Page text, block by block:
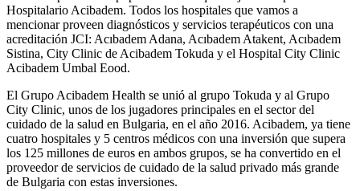
Hospitalario Acibadem. Todos los hospitales que vamos a
mencionar proveen diagnósticos y servicios terapéuticos con una
acreditación JCI: Acıbadem Adana, Acıbadem Atakent, Acıbadem
Sistina, City Clinic de Acibadem Tokuda y el Hospital City Clinic
Acibadem Umbal Eood.
El Grupo Acibadem Health se unió al grupo Tokuda y al Grupo
City Clinic, unos de los jugadores principales en el sector del
cuidado de la salud en Bulgaria, en el año 2016. Acibadem, ya tiene
cuatro hospitales y 5 centros médicos con una inversión que supera
los 125 millones de euros en ambos grupos, se ha convertido en el
proveedor de servicios de cuidado de la salud privado más grande
de Bulgaria con estas inversiones.